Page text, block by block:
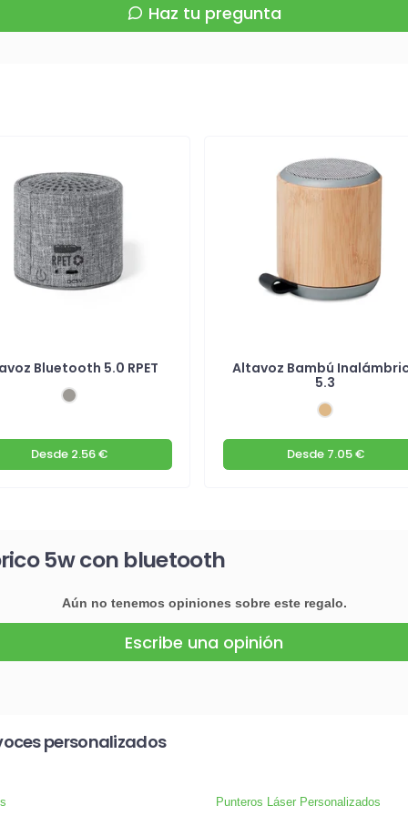
Haz tu pregunta
Bluetooth 5.0 RPET
Desde2.56 €
Altavoz Bambú
5.3
Desde7.05 €
5w con bluetooth
Aún no tenemos opiniones sobre este regalo.
Escribe una opinión
personalizados
Punteros Láser Personalizados